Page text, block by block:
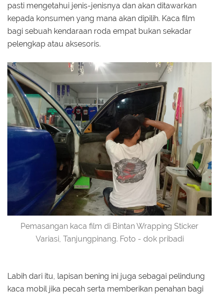
pasti mengetahui jenis-jenisnya dan akan ditawarkan
kepada konsumen yang mana akan dipilih. Kaca film
bagi sebuah kendaraan roda empat bukan sekadar
pelengkap atau aksesoris.
Pemasangan kaca film di Bintan Wrapping Sticker
Variasi, Tanjungpinang. Foto - dok pribadi
Labih dari itu, lapisan bening ini juga sebagai pelindung
kaca mobil jika pecah serta memberikan penahan bagi